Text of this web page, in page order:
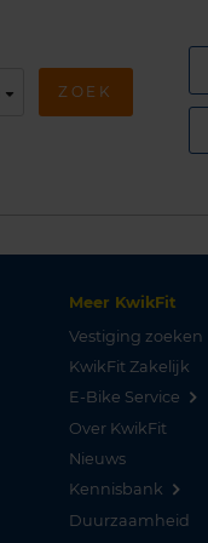
ZOEK
Meer KwikFit
Vestiging zoeken
KwikFit Zakelijk
E-Bike Service
Over KwikFit
Nieuws
Kennisbank
Duurzaamheid